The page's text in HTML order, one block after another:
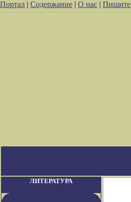
Портал | Содержание | О нас | Пишите
ЛИТЕРАТУРА